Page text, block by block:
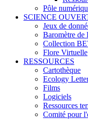
Pôle
SCIENCE
Jeux de
Baromètre de
Collection
Flore Virtuelle
RESSOURCES
Cartothèque
Ecology
Films
Logiciels
Ressources
Comité pour